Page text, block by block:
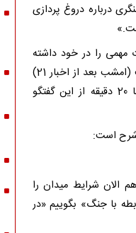
روشنگری درباره دروغ پردازی
نکات مهمی را در خود داشته
است. البته صداوسیما ادعا کرد که بخش دوم این گفتگو فردا شب (امشب بعد از اخبار 21)
پخش خواهد شد. این ادعای صداوسیما در حالی است که تنها 20 دقیقه از این گفتگو
شرح است:
الان شرایط میدان را
با جنگ» بگوییم «در